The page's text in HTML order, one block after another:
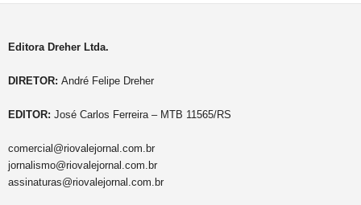
Editora Dreher Ltda.
DIRETOR: André Felipe Dreher
EDITOR: José Carlos Ferreira – MTB 11565/RS
comercial@riovalejornal.com.br
jornalismo@riovalejornal.com.br
assinaturas@riovalejornal.com.br